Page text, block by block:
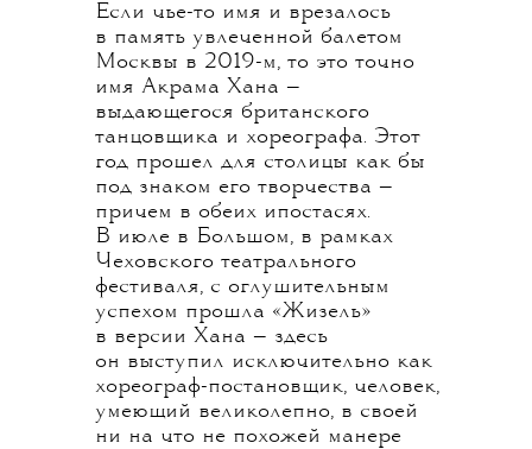
Если чье-то имя и врезалось
в память увлеченной балетом
Москвы в 2019-м, то это точно
имя Акрама Хана —
выдающегося британского
танцовщика и хореографа. Этот
год прошел для столицы как бы
под знаком его творчества —
причем в обеих ипостасях.
В июле в Большом, в рамках
Чеховского театрального
фестиваля, с оглушительным
успехом прошла «Жизель»
в версии Хана — здесь
он выступил исключительно как
хореограф-постановщик, человек,
умеющий великолепно, в своей
ни на что не похожей манере